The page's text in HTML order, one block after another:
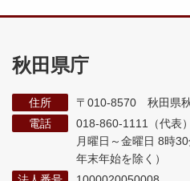
秋田県庁
住所
〒010-8570 秋田県
電話
018-860-1111（代表）
月曜日～金曜日 8時
年末年始を除く）